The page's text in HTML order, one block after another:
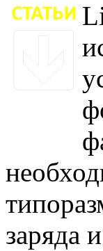
заряда